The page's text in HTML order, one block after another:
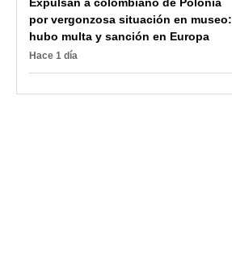
por vergonzosa situación en museo:
hubo multa y sanción en Europa
Hace 1 día